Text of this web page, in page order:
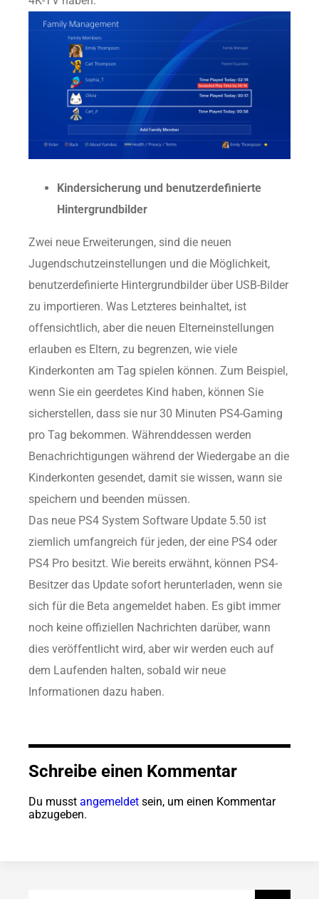
Kindersicherung und benutzerdefinierte
Hintergrundbilder
Zwei neue Erweiterungen, sind die neuen
Jugendschutzeinstellungen und die Möglichkeit,
benutzerdefinierte Hintergrundbilder über USB-Bilder
zu importieren. Was Letzteres beinhaltet, ist
offensichtlich, aber die neuen Elterneinstellungen
erlauben es Eltern, zu begrenzen, wie viele
Kinderkonten am Tag spielen können. Zum Beispiel,
wenn Sie ein geerdetes Kind haben, können Sie
sicherstellen, dass sie nur 30 Minuten PS4-Gaming
pro Tag bekommen. Währenddessen werden
Benachrichtigungen während der Wiedergabe an die
Kinderkonten gesendet, damit sie wissen, wann sie
speichern und beenden müssen.
Das neue PS4 System Software Update 5.50 ist
ziemlich umfangreich für jeden, der eine PS4 oder
PS4 Pro besitzt. Wie bereits erwähnt, können PS4-
Besitzer das Update sofort herunterladen, wenn sie
sich für die Beta angemeldet haben. Es gibt immer
noch keine offiziellen Nachrichten darüber, wann
dies veröffentlicht wird, aber wir werden euch auf
dem Laufenden halten, sobald wir neue
Informationen dazu haben.
Schreibe einen Kommentar
Du musst angemeldet sein, um einen Kommentar
abzugeben.